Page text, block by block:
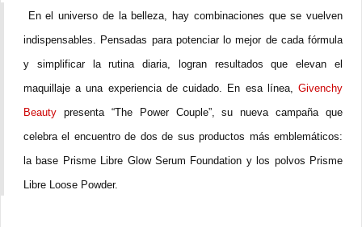
En el universo de la belleza, hay combinaciones que se vuelven
indispensables. Pensadas para potenciar lo mejor de cada fórmula
y simplificar la rutina diaria, logran resultados que elevan el
maquillaje a una experiencia de cuidado. En esa línea, Givenchy
Beauty presenta “The Power Couple”, su nueva campaña que
celebra el encuentro de dos de sus productos más emblemáticos:
la base Prisme Libre Glow Serum Foundation y los polvos Prisme
Libre Loose Powder.